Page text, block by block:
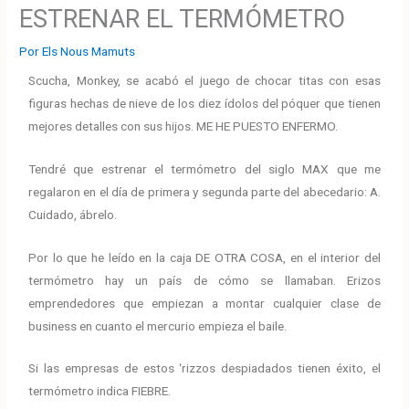
ESTRENAR EL TERMÓMETRO
PorEls Nous Mamuts
Scucha, Monkey, se acabó el juego de chocar titas con esas
figuras hechas de nieve de los diez ídolos del póquer que tienen
mejores detalles con sus hijos. ME HE PUESTO ENFERMO.
Tendré que estrenar el termómetro del siglo MAX que me
regalaron en el día de primera y segunda parte del abecedario: A.
Cuidado, ábrelo.
Por lo que he leído en la caja DE OTRA COSA, en el interior del
termómetro hay un país de cómo se llamaban. Erizos
emprendedores que empiezan a montar cualquier clase de
business en cuanto el mercurio empieza el baile.
Si las empresas de estos ‘rizzos despiadados tienen éxito, el
termómetro indica FIEBRE.